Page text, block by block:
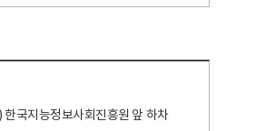
국지능정보사회진흥원 앞 하차